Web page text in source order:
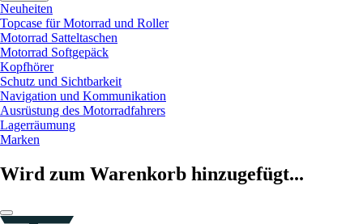
Neuheiten
Topcase für Motorrad und Roller
Motorrad Satteltaschen
Motorrad Softgepäck
Kopfhörer
Schutz und Sichtbarkeit
Navigation und Kommunikation
Ausrüstung des Motorradfahrers
Lagerräumung
Marken
Wird zum Warenkorb hinzugefügt...